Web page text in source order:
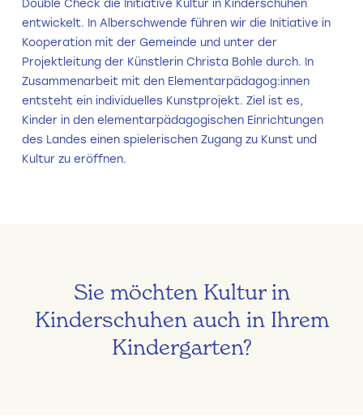
Double Check die Initiative Kultur in Kinderschuhen
entwickelt. In Alberschwende führen wir die Initiative in
Kooperation mit der Gemeinde und unter der
Projektleitung der Künstlerin Christa Bohle durch. In
Zusammenarbeit mit den Elementarpädagog:innen
entsteht ein individuelles Kunstprojekt. Ziel ist es,
Kinder in den elementarpädagogischen Einrichtungen
des Landes einen spielerischen Zugang zu Kunst und
Kultur zu eröffnen.
Sie möchten Kultur in
Kinderschuhen auch in Ihrem
Kindergarten?